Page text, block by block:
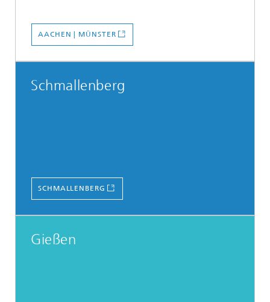
AACHEN | MÜNSTER
Schmallenberg
SCHMALLENBERG
Gießen